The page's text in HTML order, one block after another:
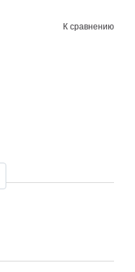
К сравнению